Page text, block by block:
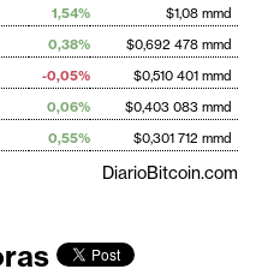
1,54%
$1,08 mmd
0,38%
$0,692 478 mmd
-0,05%
$0,510 401 mmd
0,06%
$0,403 083 mmd
0,55% $0,301 712 mmd
DiarioBitcoin.com